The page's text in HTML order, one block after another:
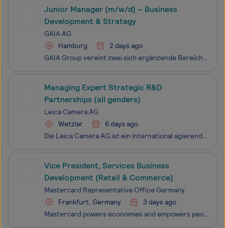
Junior Manager (m/w/d) – Business
Development & Strategy
GAIA AG
Hamburg
2 days ago
GAIA Group vereint zwei sich ergänzende Bereiche: GAIA als innovativer Entwickler digitaler Therapeutika (DTx) und Veovita mit Versorgungsprogrammen für Integrierte Versorgung – für Krankenkassen, öffentliche Einrichtungen und Unternehmen. Wir haben die erste DiGA auf den deutschen Markt gebracht un
Managing Expert Strategic R&D
Partnerships (all genders)
Leica Camera AG
Wetzlar
6 days ago
Die Leica Camera AG ist ein international agierender Premium-Hersteller von Kameras und Sportoptik-Produkten mit Hauptsitz in Wetzlar, Hessen. Der legendäre Ruf der Marke Leica basiert auf einer über 100-jährigen Tradition. Leica steht für exzellente Qualität, deutsche Handwerkskunst, exklusives Ind
Vice President, Services Business
Development (Retail & Commerce)
Mastercard Representative Office Germany
Frankfurt, Germany
3 days ago
Mastercard powers economies and empowers people in 200+ countries and territories worldwide. Together with our customers, we’re helping build a sustainable economy where everyone can prosper. We support a wide range of digital payments choices, making transactions secure, simple, smart and accessibl